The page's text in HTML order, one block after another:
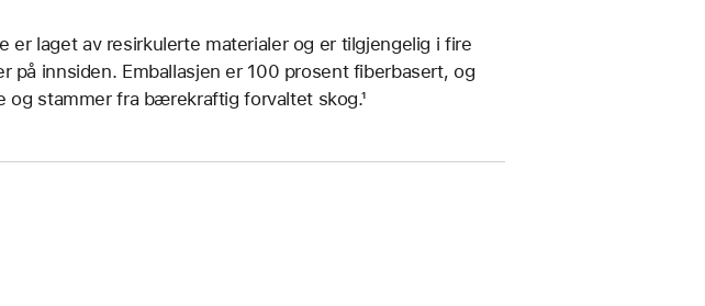
er laget av resirkulerte materialer og er tilgjengelig i fire
på innsiden. Emballasjen er 100 prosent fiberbasert, og
stammer fra bærekraftig forvaltet skog.¹